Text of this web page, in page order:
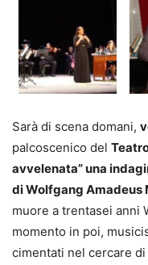
Sarà di scena domani,
palcoscenico del
avvelenata” una
di Wolfgang Amadeus
muore a trentasei anni
momento in poi,
cimentati nel cercare